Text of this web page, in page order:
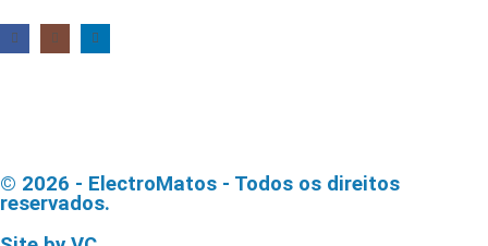
© 2026 - ElectroMatos - Todos os direitos
reservados.